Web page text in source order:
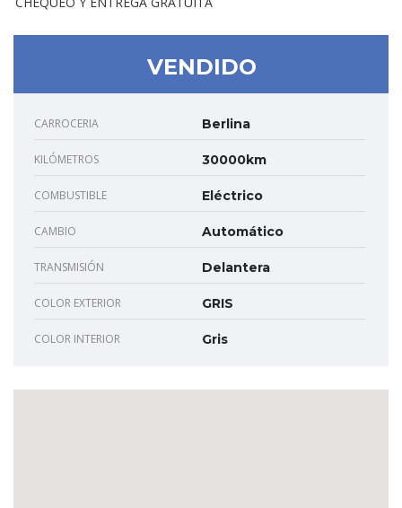
VENDIDO
CARROCERIA Berlina
KILÓMETROS 30000km
COMBUSTIBLE Eléctrico
CAMBIO Automático
TRANSMISIÓN Delantera
COLOR EXTERIOR GRIS
COLOR INTERIOR Gris